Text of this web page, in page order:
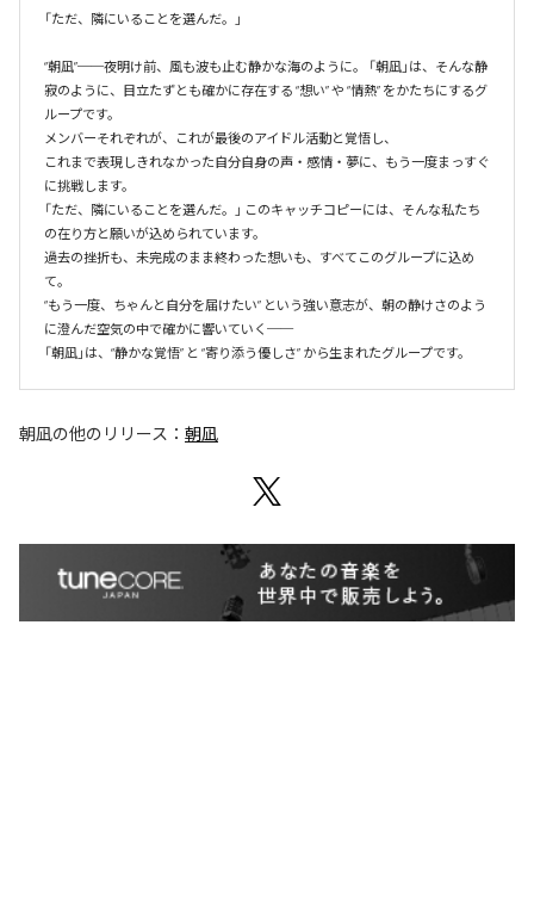
「ただ、隣にいることを選んだ。」
“朝凪”──夜明け前、風も波も止む静かな海のように。 「朝凪」は、そんな静
寂のように、目立たずとも確かに存在する “想い” や “情熱” をかたちにするグ
ループです。
メンバーそれぞれが、これが最後のアイドル活動と覚悟し、
これまで表現しきれなかった自分自身の声・感情・夢に、もう一度まっすぐ
に挑戦します。
「ただ、隣にいることを選んだ。」 このキャッチコピーには、そんな私たち
の在り方と願いが込められています。
過去の挫折も、未完成のまま終わった想いも、すべてこのグループに込め
て。
“もう一度、ちゃんと自分を届けたい” という強い意志が、朝の静けさのよう
に澄んだ空気の中で確かに響いていく──
「朝凪」は、“静かな覚悟” と “寄り添う優しさ” から生まれたグループです。
朝凪の他のリリース： 朝凪